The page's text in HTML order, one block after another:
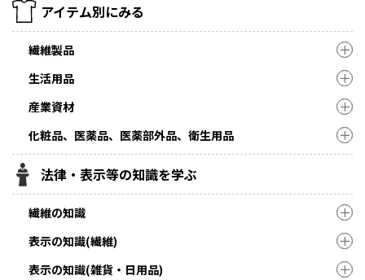
アイテム別にみる
繊維製品
生活用品
産業資材
化粧品、医薬品、医薬部外品、衛生用品
法律・表示等の知識を学ぶ
繊維の知識
表示の知識(繊維)
表示の知識(雑貨・日用品)